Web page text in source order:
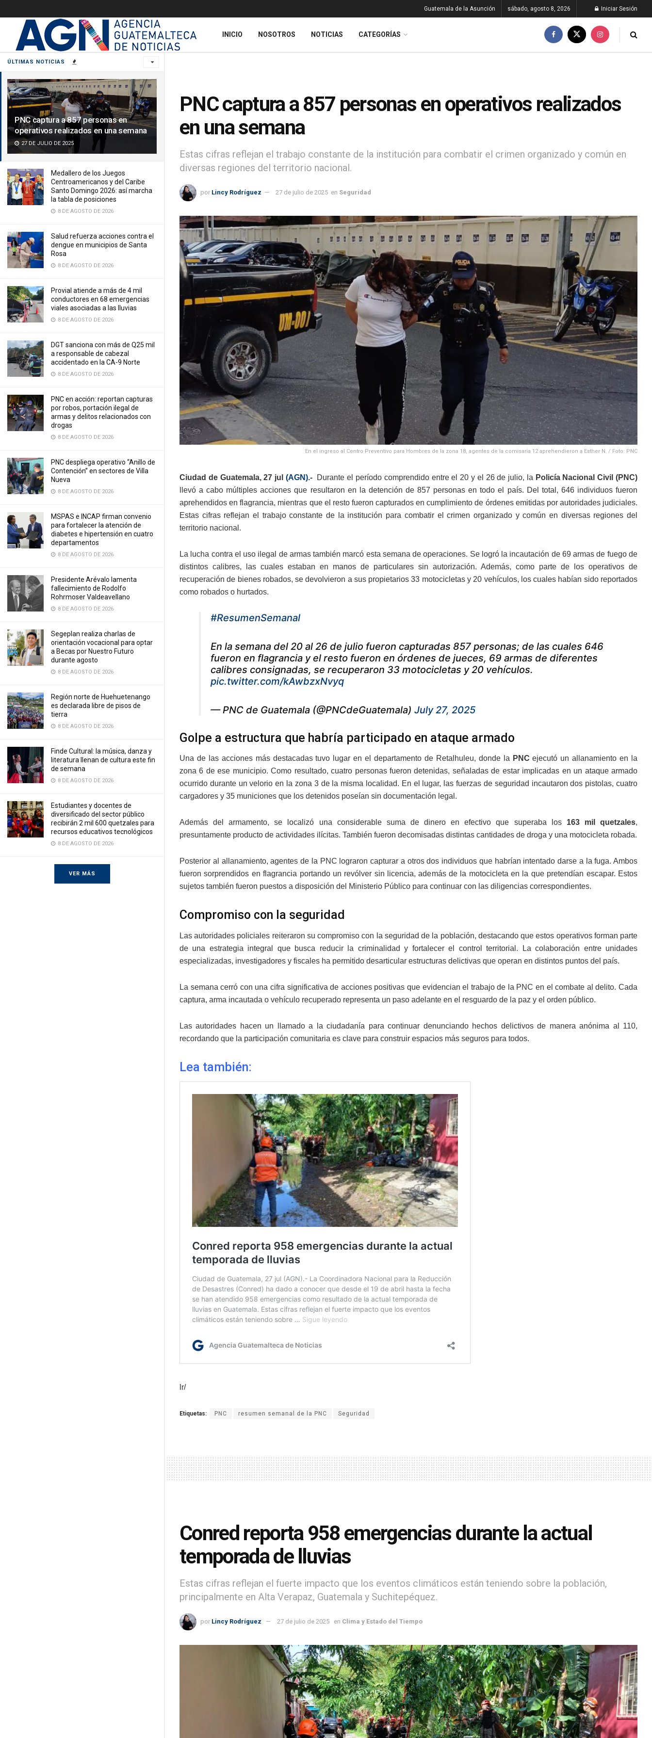
ÚLTIMAS NOTICIAS
PNC captura a 857 personas en
operativos realizados en una semana
27 DE JULIO DE 2025
Medallero de los Juegos
Centroamericanos y del Caribe
Santo Domingo 2026: así marcha
la tabla de posiciones
8 DE AGOSTO DE 2026
Salud refuerza acciones contra el
dengue en municipios de Santa
Rosa
8 DE AGOSTO DE 2026
Provial atiende a más de 4 mil
conductores en 68 emergencias
viales asociadas a las lluvias
8 DE AGOSTO DE 2026
DGT sanciona con más de Q25 mil
a responsable de cabezal
accidentado en la CA-9 Norte
8 DE AGOSTO DE 2026
PNC en acción: reportan capturas
por robos, portación ilegal de
armas y delitos relacionados con
drogas
8 DE AGOSTO DE 2026
PNC despliega operativo “Anillo de
Contención” en sectores de Villa
Nueva
8 DE AGOSTO DE 2026
MSPAS e INCAP firman convenio
para fortalecer la atención de
diabetes e hipertensión en cuatro
departamentos
8 DE AGOSTO DE 2026
Presidente Arévalo lamenta
fallecimiento de Rodolfo
Rohrmoser Valdeavellano
8 DE AGOSTO DE 2026
Segeplan realiza charlas de
orientación vocacional para optar
a Becas por Nuestro Futuro
durante agosto
8 DE AGOSTO DE 2026
Región norte de Huehuetenango
es declarada libre de pisos de
tierra
8 DE AGOSTO DE 2026
Finde Cultural: la música, danza y
literatura llenan de cultura este fin
de semana
8 DE AGOSTO DE 2026
Estudiantes y docentes de
diversificado del sector público
recibirán 2 mil 600 quetzales para
recursos educativos tecnológicos
8 DE AGOSTO DE 2026
VER MÁS
Guatemala de la Asunción sábado, agosto 8, 2026 Iniciar Sesión
INICIO NOSOTROS NOTICIAS CATEGORÍAS
PNC captura a 857 personas en operativos realizados
en una semana
Estas cifras reflejan el trabajo constante de la institución para combatir el crimen organizado y común en
diversas regiones del territorio nacional.
por Lincy Rodríguez 27 de julio de 2025 en Seguridad
En el ingreso al Centro Preventivo para Hombres de la zona 18, agentes de la comisaría 12 aprehendieron a Esther N. / Foto: PNC
Ciudad de Guatemala, 27 jul (AGN).-Durante el período comprendido entre el 20 y el 26 de julio, la Policía Nacional Civil (PNC)
llevó a cabo múltiples acciones que resultaron en la detención de 857 personas en todo el país. Del total, 646 individuos fueron
aprehendidos en flagrancia, mientras que el resto fueron capturados en cumplimiento de órdenes emitidas por autoridades judiciales.
Estas cifras reflejan el trabajo constante de la institución para combatir el crimen organizado y común en diversas regiones del
territorio nacional.
La lucha contra el uso ilegal de armas también marcó esta semana de operaciones. Se logró la incautación de 69 armas de fuego de
distintos calibres, las cuales estaban en manos de particulares sin autorización. Además, como parte de los operativos de
recuperación de bienes robados, se devolvieron a sus propietarios 33 motocicletas y 20 vehículos, los cuales habían sido reportados
como robados o hurtados.
#ResumenSemanal
En la semana del 20 al 26 de julio fueron capturadas 857 personas; de las cuales 646
fueron en flagrancia y el resto fueron en órdenes de jueces, 69 armas de diferentes
calibres consignadas, se recuperaron 33 motocicletas y 20 vehículos.
pic.twitter.com/kAwbzxNvyq
— PNC de Guatemala (@PNCdeGuatemala) July 27, 2025
Golpe a estructura que habría participado en ataque armado
Una de las acciones más destacadas tuvo lugar en el departamento de Retalhuleu, donde la PNC ejecutó un allanamiento en la
zona 6 de ese municipio. Como resultado, cuatro personas fueron detenidas, señaladas de estar implicadas en un ataque armado
ocurrido durante un velorio en la zona 3 de la misma localidad. En el lugar, las fuerzas de seguridad incautaron dos pistolas, cuatro
cargadores y 35 municiones que los detenidos poseían sin documentación legal.
Además del armamento, se localizó una considerable suma de dinero en efectivo que superaba los 163 mil quetzales,
presuntamente producto de actividades ilícitas. También fueron decomisadas distintas cantidades de droga y una motocicleta robada.
Posterior al allanamiento, agentes de la PNC lograron capturar a otros dos individuos que habrían intentado darse a la fuga. Ambos
fueron sorprendidos en flagrancia portando un revólver sin licencia, además de la motocicleta en la que pretendían escapar. Estos
sujetos también fueron puestos a disposición del Ministerio Público para continuar con las diligencias correspondientes.
Compromiso con la seguridad
Las autoridades policiales reiteraron su compromiso con la seguridad de la población, destacando que estos operativos forman parte
de una estrategia integral que busca reducir la criminalidad y fortalecer el control territorial. La colaboración entre unidades
especializadas, investigadores y fiscales ha permitido desarticular estructuras delictivas que operan en distintos puntos del país.
La semana cerró con una cifra significativa de acciones positivas que evidencian el trabajo de la PNC en el combate al delito. Cada
captura, arma incautada o vehículo recuperado representa un paso adelante en el resguardo de la paz y el orden público.
Las autoridades hacen un llamado a la ciudadanía para continuar denunciando hechos delictivos de manera anónima al 110,
recordando que la participación comunitaria es clave para construir espacios más seguros para todos.
Lea también:
lr/
Etiquetas: PNC resumen semanal de la PNC Seguridad
Conred reporta 958 emergencias durante la actual
temporada de lluvias
Estas cifras reflejan el fuerte impacto que los eventos climáticos están teniendo sobre la población,
principalmente en Alta Verapaz, Guatemala y Suchitepéquez.
por Lincy Rodríguez 27 de julio de 2025 en Clima y Estado del Tiempo